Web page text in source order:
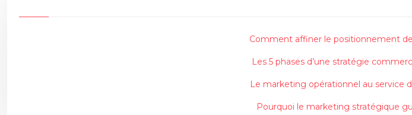
Comment affiner le positionnement
Les 5 phases d’une stratégie
Le marketing opérationnel au service
Pourquoi le marketing stratégique